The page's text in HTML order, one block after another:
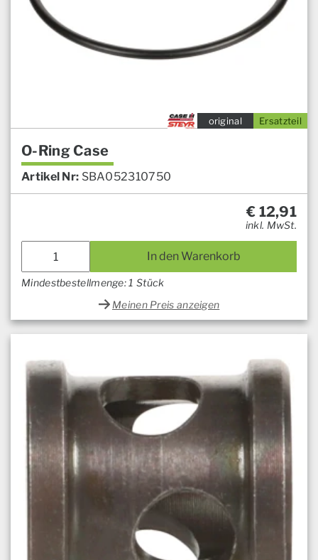
Ersatzteil
original
O-Ring Case
Artikel Nr: SBA052310750
€ 12,91
inkl. MwSt.
In den Warenkorb
Mindestbestellmenge: 1 Stück
Meinen Preis anzeigen